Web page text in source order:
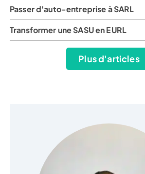
Passer d'auto-entreprise à SARL
Transformer une SASU en EURL
Plus d'articles